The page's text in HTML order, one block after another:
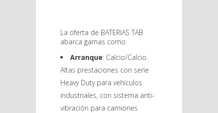
La oferta de BATERIAS TAB
abarca gamas como:
Arranque: Calcio/Calcio.
Altas prestaciones con serie
Heavy Duty para vehículos
industriales, con sistema anti-
vibración para camiones